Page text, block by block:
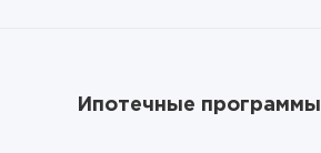
Ипотечные программы